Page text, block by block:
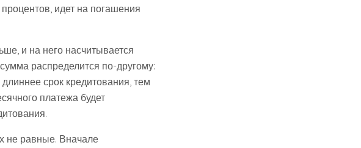
идет на погашения
и на него насчитывается
распределится по-другому:
срок кредитования, тем
платежа будет
не равные. Вначале